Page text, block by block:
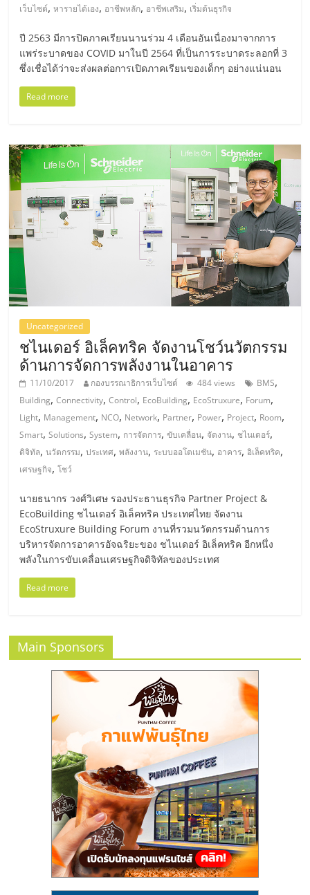
ไทย,
SMEs,
แฟ
รน
ไชส์,
ที่
ปรึกษา
แฟ
รน
ไชส์,
รวม
แฟ
รน
ไชส์
ขาย
แฟ
รน
ไชส์
แฟ
ไชส์
ขาย
หน้า
เว็บไซต์,หารายได้เอง, อาชีพหลัก, อาชีพเสริม, เริ่มต้นธุรกิจ
ปี 2563 มีการปิดภาคเรียนนานร่วม 4 เดือนอันเนื่องมาจากการ
แพร่ระบาดของ COVID มาในปี 2564 ที่เป็นการระบาดระลอกที่ 3
ซึ่งเชื่อได้ว่าจะส่งผลต่อการเปิดภาคเรียนของเด็กๆ อย่างแน่นอน
Read more
Uncategorized
ชไนเดอร์ อิเล็คทริค จัดงานโชว์นวัตกรรม
ด้านการจัดการพลังงานในอาคาร
11/10/2017 กองบรรณาธิการเว็บไซต์ 484 views BMS,
Building,Connectivity,Control, EcoBuilding, EcoStruxure, Forum,
Light, Management, NCO, Network, Partner, Power, Project, Room,
Smart,Solutions,System, การจัดการ,ขับเคลื่อน, จัดงาน, ชไนเดอร์,
ดิจิทัล,นวัตกรรม,ประเทศ,พลังงาน, ระบบออโตเมชัน, อาคาร,อิเล็คทริค,
เศรษฐกิจ,โชว์
นายธนากร วงศ์วิเศษ รองประธานธุรกิจ Partner Project &
EcoBuilding ชไนเดอร์ อิเล็คทริค ประเทศไทย จัดงาน
EcoStruxure Building Forum งานที่รวมนวัตกรรมด้านการ
บริหารจัดการอาคารอัจฉริยะของ ชไนเดอร์ อิเล็คทริค อีกหนึ่ง
พลังในการขับเคลื่อนเศรษฐกิจดิจิทัลของประเทศ
Read more
Main Sponsors